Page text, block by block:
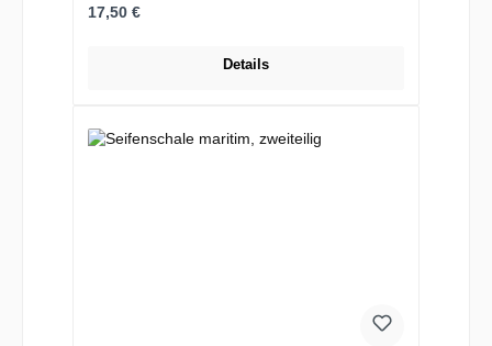
Regulärer Preis:
17,50 €
Details